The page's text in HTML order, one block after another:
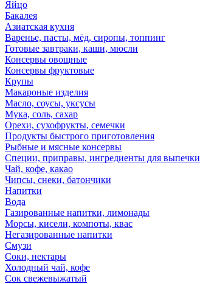
Яйцо
Бакалея
Азиатская кухня
Варенье, пасты, мёд, сиропы, топпинг
Готовые завтраки, каши, мюсли
Консервы овощные
Консервы фруктовые
Крупы
Макароные изделия
Масло, соусы, уксусы
Мука, соль, сахар
Орехи, сухофрукты, семечки
Продукты быстрого приготовления
Рыбные и мясные консервы
Специи, приправы, ингредиенты для выпечки
Чай, кофе, какао
Чипсы, снеки, батончики
Напитки
Вода
Газированные напитки, лимонады
Морсы, кисели, компоты, квас
Негазированные напитки
Смузи
Соки, нектары
Холодный чай, кофе
Сок свежевыжатый